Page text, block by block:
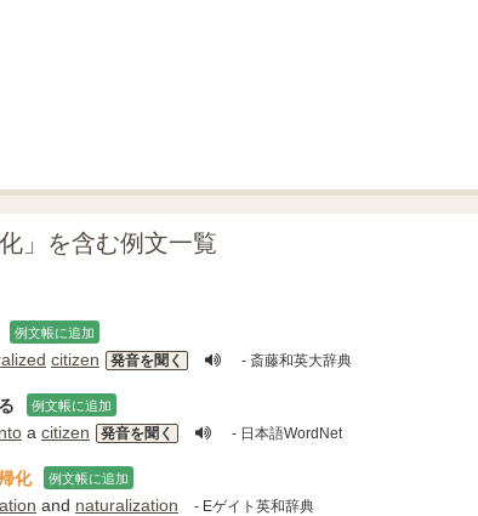
化」を含む例文一覧
例文帳に追加
citizen 発音を聞く - 斎藤和英大辞典
例文帳に追加
a citizen 発音を聞く - 日本語WordNet
帰化 例文帳に追加
and naturalization - Eゲイト英和辞典